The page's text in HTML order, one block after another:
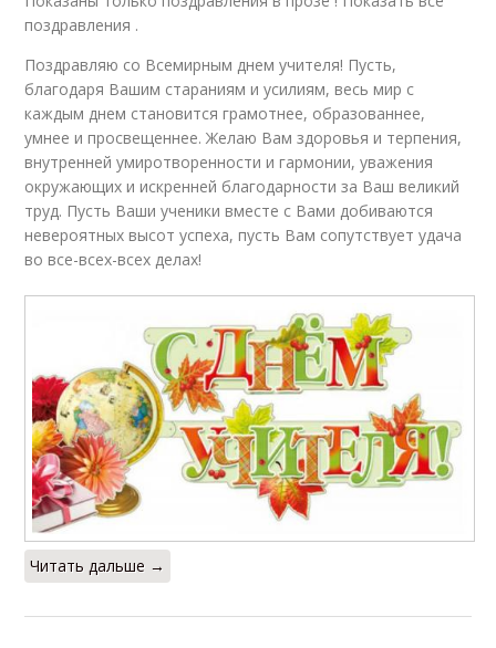
поздравления .
Поздравляю со Всемирным днем учителя! Пусть,
благодаря Вашим стараниям и усилиям, весь мир с
каждым днем становится грамотнее, образованнее,
умнее и просвещеннее. Желаю Вам здоровья и терпения,
внутренней умиротворенности и гармонии, уважения
окружающих и искренней благодарности за Ваш великий
труд. Пусть Ваши ученики вместе с Вами добиваются
невероятных высот успеха, пусть Вам сопутствует удача
во все-всех-всех делах!
Читать дальше →